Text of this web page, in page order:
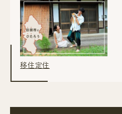
移住定住